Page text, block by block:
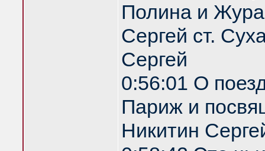
Полина и
Сергей ст.
Сергей
0:56:01 О
Париж и
Никитин